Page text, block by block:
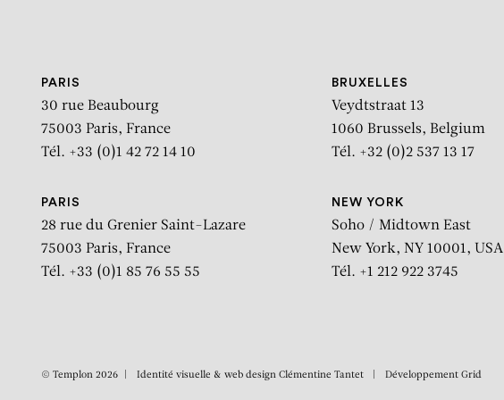
PARIS
30 rue Beaubourg
75003 Paris, France
Tél. +33 (0)1 42 72 14 10
BRUXELLES
Veydtstraat 13
1060 Brussels, Belgium
Tél. +32 (0)2 537 13 17
PARIS
28 rue du Grenier Saint-Lazare
75003 Paris, France
Tél. +33 (0)1 85 76 55 55
NEW YORK
Soho / Midtown East
New York, NY 10001, USA
Tél. +1 212 922 3745
© Templon 2026 Identité visuelle & web design Clémentine Tantet Développement Grid